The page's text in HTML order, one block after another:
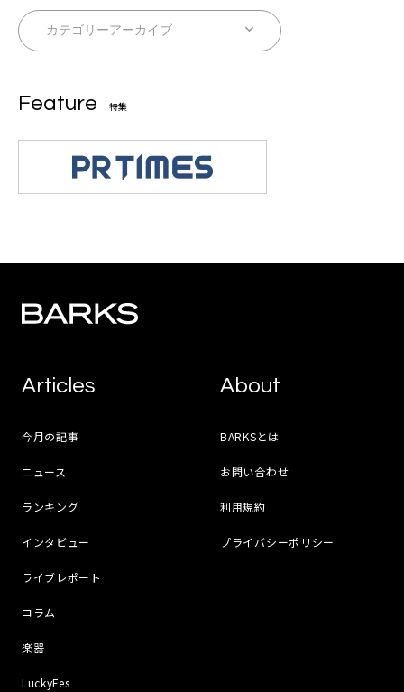
Feature 特集
Articles
今月の記事
ニュース
ランキング
インタビュー
ライブレポート
コラム
楽器
LuckyFes
About
BARKSとは
お問い合わせ
利用規約
プライバシーポリシー